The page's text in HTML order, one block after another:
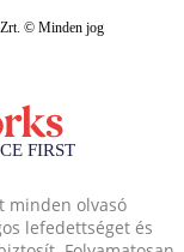
© Minden jog
minden olvasó
lefedettséget és